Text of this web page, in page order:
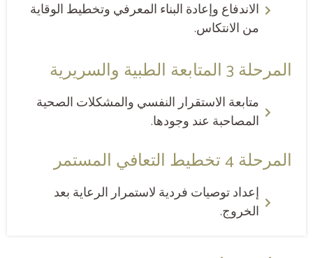
الاندفاع وإعادة البناء المعرفي وتخطيط الوقاية
من الانتكاس.
المرحلة 3 المتابعة الطبية والسريرية
متابعة الاستقرار النفسي والمشكلات الصحية
المصاحبة عند وجودها.
المرحلة 4 تخطيط التعافي المستمر
إعداد توصيات فردية لاستمرار الرعاية بعد
الخروج.